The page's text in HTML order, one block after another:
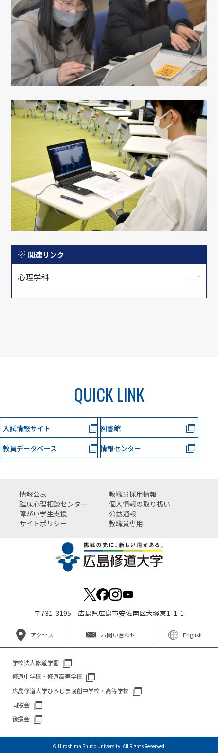
関連リンク
心理学科
QUICK LINK
入試情報サイト 図書館
教員データベース 情報センター
情報公表
教職員採用情報
臨床心理相談センター
個人情報の取り扱い
障がい学生支援
公益通報
サイトポリシー
教職員専用
〒731-3195 広島県広島市安佐南区大塚東1-1-1
アクセス お問い合わせ English
学校法人修道学園
修道中学校・修道高等学校
広島修道大学ひろしま協創中学校・高等学校
同窓会
後援会
© Hiroshima Shudo University. All Rights Reserved.